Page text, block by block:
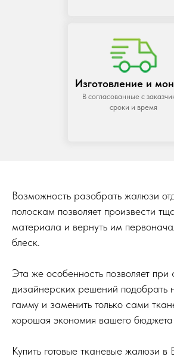
В согласованные с
сроки и время
Изготовление и
Возможность разобрать жалюзи
полоскам позволяет произвести
материала и вернуть им
блеск.
Эта же особенность позволяет при
дизайнерских решений подобрать
гамму и заменить только сами
хорошая экономия вашего
Купить готовые тканевые жалюзи в